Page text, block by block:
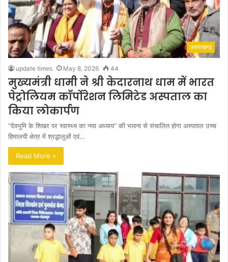
उत्तराखण्ड
update times May 8, 2026 44
मुख्यमंत्री धामी ने श्री केदारनाथ धाम में भारत
पेट्रोलियम कॉर्पोरेशन लिमिटेड अस्पताल का
किया लोकार्पण
“देवभूमि के शिखर पर स्वास्थ्य का नया अध्याय” की भावना से संचालित होगा अस्पताल उच्च
हिमालयी क्षेत्र में श्रद्धालुओं एवं…
Read More »